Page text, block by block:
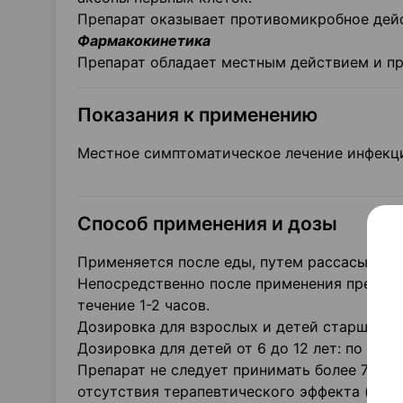
Препарат оказывает противомикробное
Фармакокинетика
Препарат обладает местным действием и
Показания к применению
Местное симптоматическое лечение
Способ применения и дозы
Применяется после еды, путем
Непосредственно после применения
течение 1-2 часов.
Дозировка для взрослых и детей старше 12
Дозировка для детей от 6 до 12 лет: по 1
Препарат не следует принимать более 7
отсутствия терапевтического эффекта (в